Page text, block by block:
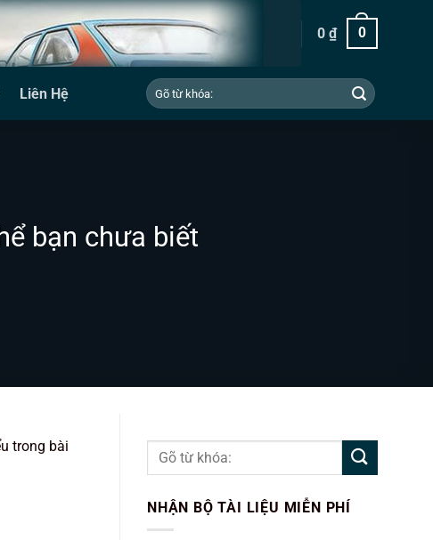
0₫ 0
Liên Hệ
Tìm
kiếm:
bạn chưa biết
trong bài
NHẬN BỘ TÀI LIỆU MIỄN PHÍ